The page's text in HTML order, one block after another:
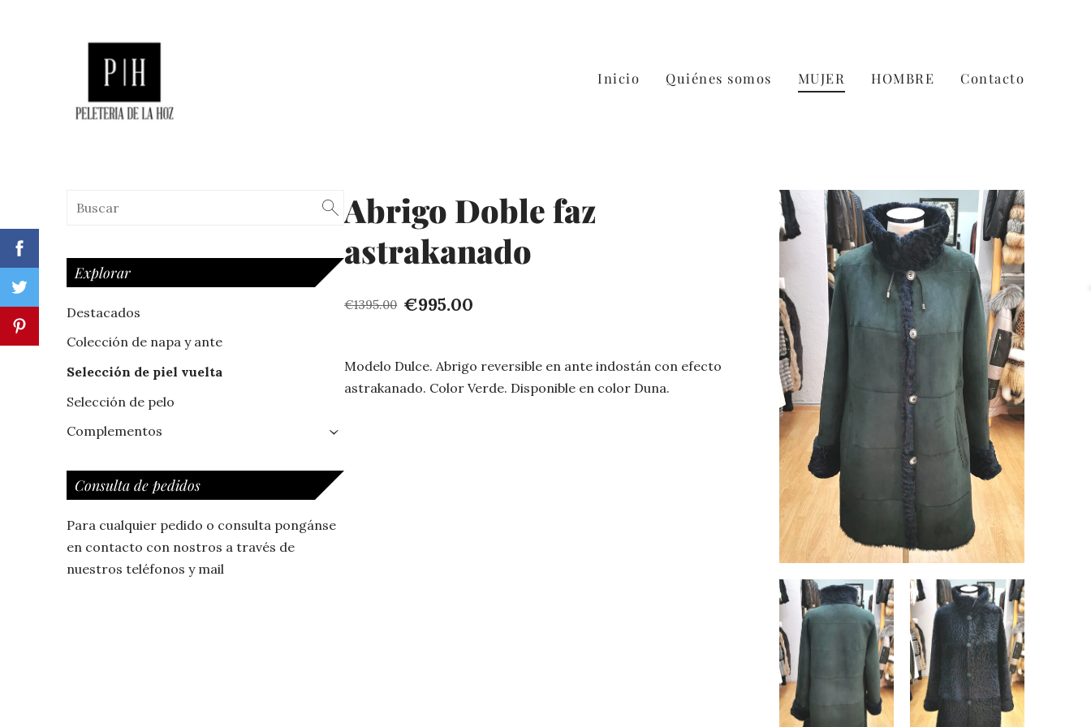
Inicio Quiénes somos MUJER HOMBRE Contacto
Explorar
Destacados
Colección de napa y ante
Selección de piel vuelta
Selección de pelo
Complementos
›
Consulta de pedidos
Para cualquier pedido o consulta pongánse
en contacto con nostros a través de
nuestros teléfonos y mail
Abrigo Doble faz
astrakanado
€1395.00 €995.00
Modelo Dulce. Abrigo reversible en ante indostán con efecto
astrakanado. Color Verde. Disponible en color Duna.